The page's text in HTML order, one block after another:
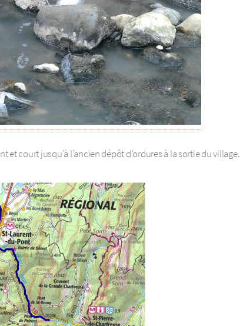
court jusqu’à l’ancien dépôt d’ordures à la sortie du village.